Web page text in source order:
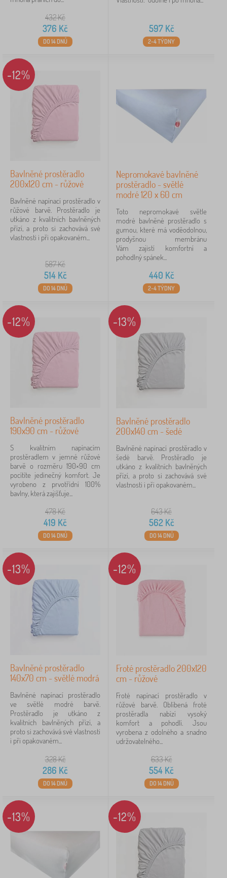
432Kč
376 Kč
DO 14 DNŮ
597Kč
2-4 TÝDNY
-12%
Bavlněné prostěradlo
200x120 cm - růžové
Bavlněné napínací prostěradlo v
růžové barvě. Prostěradlo je
utkáno z kvalitních bavlněných
přízí, a proto si zachovává své
vlastnosti i při opakovaném...
587Kč
514Kč
DO 14 DNŮ
Nepromokavé bavlněné
prostěradlo - světlé
modré 120 x 60 cm
Toto nepromokavé světle
modré bavlněné prostěradlo s
gumou, které má voděodolnou,
prodyšnou membránu
Vám zajistí komfortní a
pohodlný spánek...
440 Kč
2-4 TÝDNY
-12%
Bavlněné prostěradlo
190x90 cm - růžové
S kvalitním napínacím
prostěradlem v jemné růžové
barvě o rozměru 190×90 cm
pocítíte jedinečný komfort. Je
vyrobeno z prvotřídní 100%
bavlny, která zajišťuje...
478Kč
419 Kč
DO 14 DNŮ
-13%
Bavlněné prostěradlo
200x140 cm - šedé
Bavlněné napínací prostěradlo v
šedé barvě. Prostěradlo je
utkáno z kvalitních bavlněných
přízí, a proto si zachovává své
vlastnosti i při opakovaném...
643Kč
562Kč
DO 14 DNŮ
-13%
Bavlněné prostěradlo
140x70 cm - světlé modrá
Bavlněné napínací prostěradlo
ve světlé modré barvě.
Prostěradlo je utkáno z
kvalitních bavlněných přízí, a
proto si zachovává své vlastnosti
i při opakovaném...
328Kč
286 Kč
DO 14 DNŮ
-12%
Froté prostěradlo 200x120
cm - růžové
Froté napínací prostěradlo v
růžové barvě. Oblíbená froté
prostěradla nabízí vysoký
komfort a pohodlí. Jsou
vyrobena z odolného a snadno
udržovatelného...
633Kč
554 Kč
DO 14 DNŮ
-13% -12%